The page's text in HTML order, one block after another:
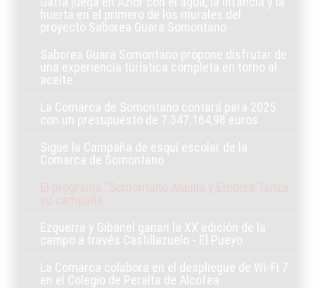
huerta en el primero de los murales del
proyecto Saborea Guara Somontano
Saborea Guara Somontano propone disfrutar de
una experiencia turística completa en torno al
aceite
La Comarca de Somontano contará para 2025
con un presupuesto de 7.347.164,98 euros
Sigue la Campaña de esquí escolar de la
Comarca de Somontano
El programa “Somontano Alquila y Emplea” lanza
su campaña
Ezquerra y Gibanel ganan la XX edición de la
campo a través Castillazuelo - El Pueyo
La Comarca colabora en el despliegue de Wi-Fi 7
en el Colegio de Peralta de Alcofea